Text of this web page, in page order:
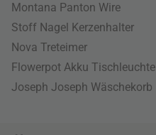
Montana Panton Wire
Stoff Nagel Kerzenhalter
Nova Treteimer
Flowerpot Akku Tischleuchte
Joseph Joseph Wäschekorb